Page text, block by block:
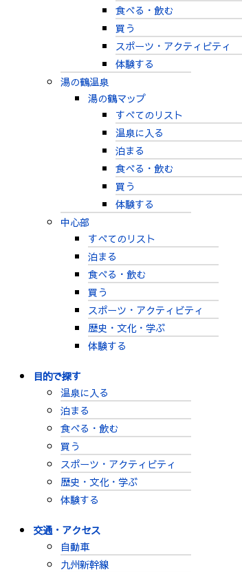
食べる・飲む
買う
スポーツ・アクティビティ
体験する
湯の鶴温泉
湯の鶴マップ
すべてのリスト
温泉に入る
泊まる
食べる・飲む
買う
体験する
中心部
すべてのリスト
泊まる
食べる・飲む
買う
スポーツ・アクティビティ
歴史・文化・学ぶ
体験する
目的で探す
温泉に入る
泊まる
食べる・飲む
買う
スポーツ・アクティビティ
歴史・文化・学ぶ
体験する
交通・アクセス
自動車
九州新幹線